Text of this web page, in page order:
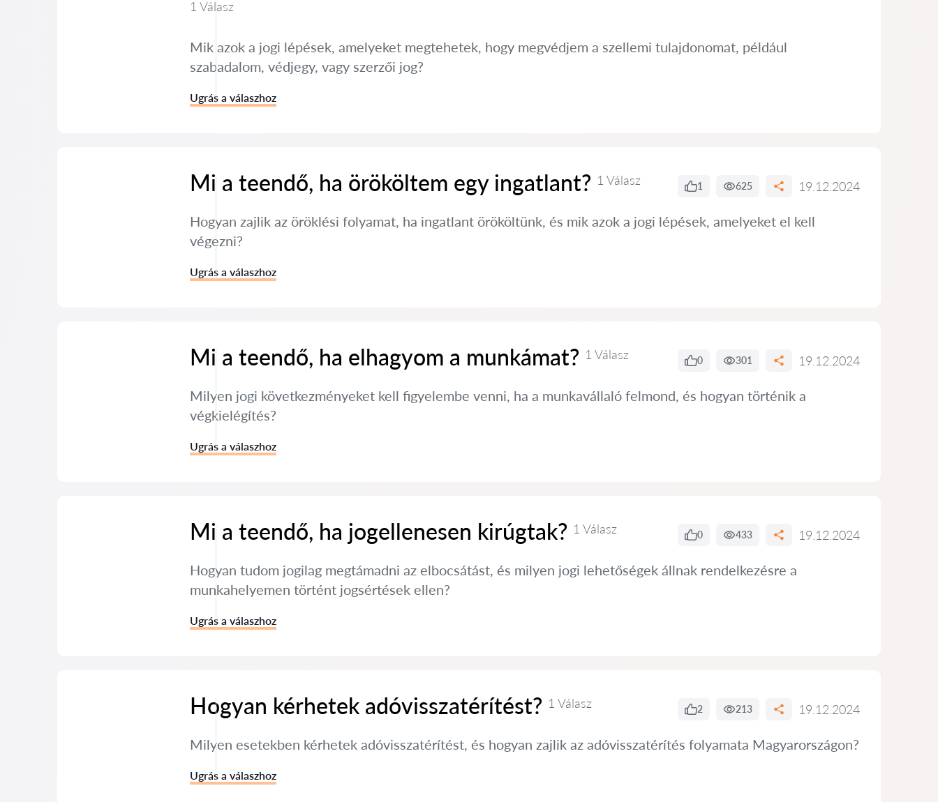
1 Válasz
Mik azok a jogi lépések, amelyeket megtehetek, hogy megvédjem a szellemi tulajdonomat, például
szabadalom, védjegy, vagy szerzői jog?
Ugrás a válaszhoz
Mi a teendő, ha örököltem egy ingatlant? 1 Válasz 1 625 19.12.2024
Hogyan zajlik az öröklési folyamat, ha ingatlant örököltünk, és mik azok a jogi lépések, amelyeket el kell
végezni?
Ugrás a válaszhoz
Mi a teendő, ha elhagyom a munkámat? 1 Válasz 0 301 19.12.2024
Milyen jogi következményeket kell figyelembe venni, ha a munkavállaló felmond, és hogyan történik a
végkielégítés?
Ugrás a válaszhoz
Mi a teendő, ha jogellenesen kirúgtak? 1 Válasz 0 433 19.12.2024
Hogyan tudom jogilag megtámadni az elbocsátást, és milyen jogi lehetőségek állnak rendelkezésre a
munkahelyemen történt jogsértések ellen?
Ugrás a válaszhoz
Hogyan kérhetek adóvisszatérítést? 1 Válasz 2 213 19.12.2024
Milyen esetekben kérhetek adóvisszatérítést, és hogyan zajlik az adóvisszatérítés folyamata Magyarországon?
Ugrás a válaszhoz